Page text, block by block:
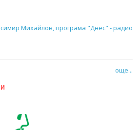
Михайлов, програма "Днес" - радио
още...